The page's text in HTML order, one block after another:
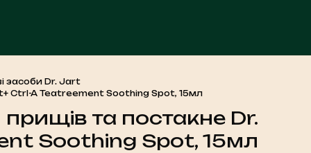
засоби Dr. Jart
Ctrl-A Teatreement Soothing Spot, 15мл
та постакне Dr.
Soothing Spot, 15мл